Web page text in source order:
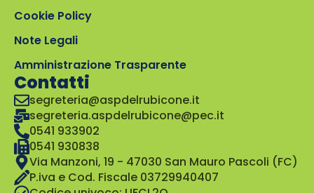
Cookie Policy
Note Legali
Amministrazione Trasparente
Contatti
segreteria@aspdelrubicone.it
segreteria.aspdelrubicone@pec.it
0541 933902
0541 930838
Via Manzoni, 19 - 47030 San Mauro Pascoli (FC)
P.iva e Cod. Fiscale 03729940407